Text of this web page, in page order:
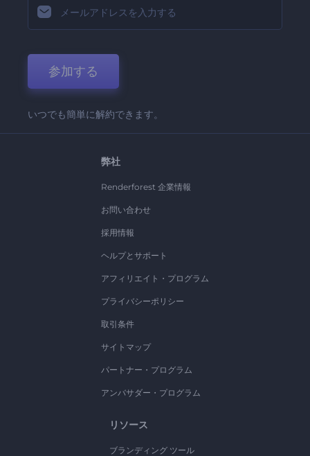
参加する
いつでも簡単に解約できます。
弊社
Renderforest 企業情報
お問い合わせ
採用情報
ヘルプとサポート
アフィリエイト・プログラム
プライバシーポリシー
取引条件
サイトマップ
パートナー・プログラム
アンバサダー・プログラム
リソース
ブランディング ツール